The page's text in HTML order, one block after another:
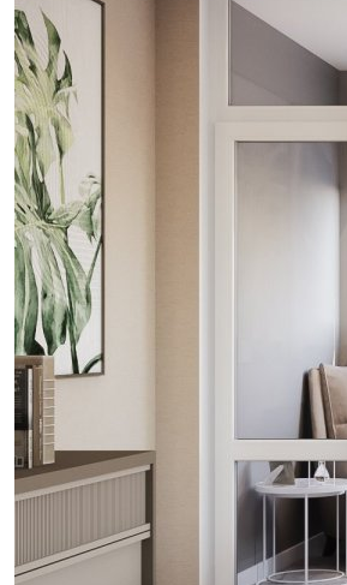
г.
8
34